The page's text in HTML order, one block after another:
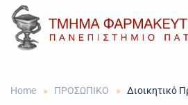
Skip to main content
Home ΠΡΟΣΩΠΙΚΟ Διοικητικό